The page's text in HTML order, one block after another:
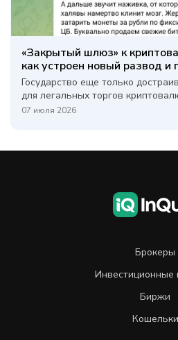
«Закрытый шлюз» к
как устроен новый развод и
Государство еще только
для легальных торгов
07 июля 2026
Брокеры
Инвестиционные
Биржи
Кошельки